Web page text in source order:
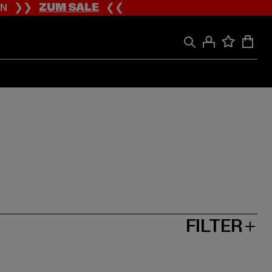
❯❯ZUM SALE❮❮
FILTER